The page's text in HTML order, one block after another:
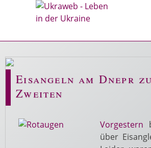
Eisangeln am Dnepr
Zweiten
Vorgestern
über